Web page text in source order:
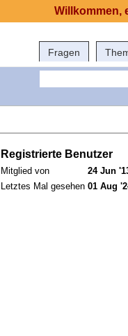
Fragen
Registrierte Benutzer
Mitglied von
24 Jun
Letztes Mal gesehen 01 Aug
Willkommen,